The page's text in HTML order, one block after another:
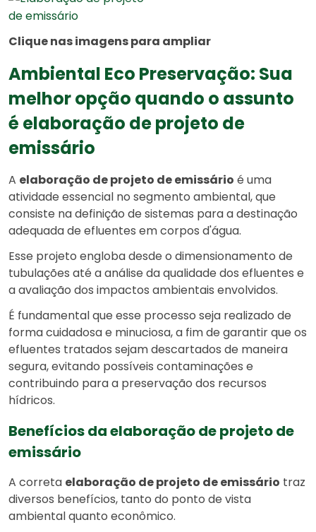
Clique nas imagens para ampliar
Ambiental Eco Preservação: Sua
melhor opção quando o assunto
é elaboração de projeto de
emissário
A elaboração de projeto de emissário é uma
atividade essencial no segmento ambiental, que
consiste na definição de sistemas para a destinação
adequada de efluentes em corpos d'água.
Esse projeto engloba desde o dimensionamento de
tubulações até a análise da qualidade dos efluentes e
a avaliação dos impactos ambientais envolvidos.
É fundamental que esse processo seja realizado de
forma cuidadosa e minuciosa, a fim de garantir que os
efluentes tratados sejam descartados de maneira
segura, evitando possíveis contaminações e
contribuindo para a preservação dos recursos
hídricos.
Benefícios da elaboração de projeto de
emissário
A correta elaboração de projeto de emissário traz
diversos benefícios, tanto do ponto de vista
ambiental quanto econômico.